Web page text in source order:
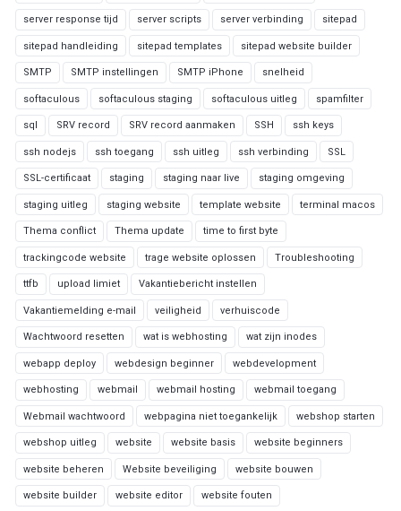
server response tijd server scripts server verbinding sitepad
sitepad handleiding sitepad templates sitepad website builder
SMTP SMTP instellingen SMTP iPhone snelheid
softaculous softaculous staging softaculous uitleg spamfilter
sql SRV record SRV record aanmaken SSH ssh keys
ssh nodejs ssh toegang ssh uitleg ssh verbinding SSL
SSL-certificaat staging staging naar live staging omgeving
staging uitleg staging website template website terminal macos
Thema conflict Thema update time to first byte
trackingcode website trage website oplossen Troubleshooting
ttfb upload limiet Vakantiebericht instellen
Vakantiemelding e-mail veiligheid verhuiscode
Wachtwoord resetten wat is webhosting wat zijn inodes
webapp deploy webdesign beginner webdevelopment
webhosting webmail webmail hosting webmail toegang
Webmail wachtwoord webpagina niet toegankelijk webshop starten
webshop uitleg website website basis website beginners
website beheren Website beveiliging website bouwen
website builder website editor website fouten